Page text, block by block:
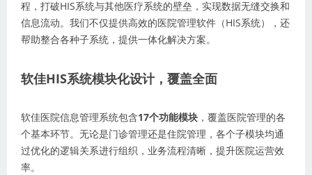
程，打破HIS系统与其他医疗系统的壁垒，实现数据无缝交换和
信息流动。我们不仅提供高效的医院管理软件（HIS系统），还
帮助整合各种子系统，提供一体化解决方案。
软佳HIS系统模块化设计，覆盖全面
软佳医院信息管理系统包含17个功能模块 ，覆盖医院管理的各
个基本环节。无论是门诊管理还是住院管理，各个子模块均通
过优化的逻辑关系进行组织，业务流程清晰，提升医院运营效
率。